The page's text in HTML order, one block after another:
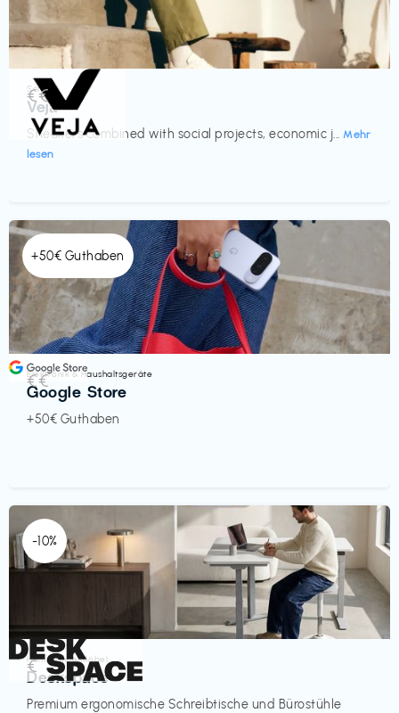
Schuhe
Veja
Sneakers combined with social projects, economic j... Mehr
lesen
€€‎
+50€ Guthaben
Elektronik & Haushaltsgeräte
Google Store
+50€ Guthaben
€€‎
-10%
Homeoffice Möbel
Deskspace
Premium ergonomische Schreibtische und Bürostühle
€‎